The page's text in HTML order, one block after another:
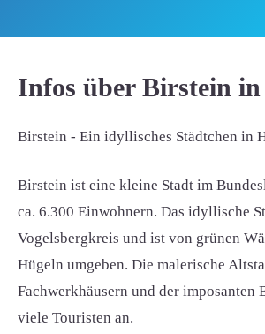
Infos über Birstein in
Birstein - Ein idyllisches Städtchen in
Birstein ist eine kleine Stadt im
ca. 6.300 Einwohnern. Das idyllische
Vogelsbergkreis und ist von grünen
Hügeln umgeben. Die malerische
Fachwerkhäusern und der imposanten
viele Touristen an.